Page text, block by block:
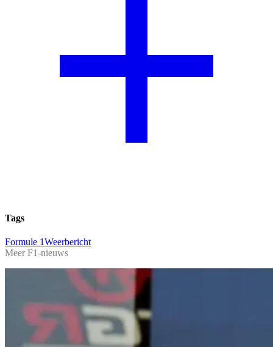
Tags
Formule 1Weerbericht
Meer F1-nieuws